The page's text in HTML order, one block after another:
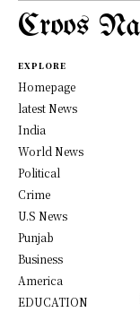
Croos
EXPLORE
Homepage
latest News
India
World News
Political
Crime
U.S News
Punjab
Business
America
EDUCATION